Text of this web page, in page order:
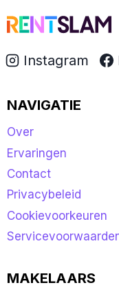
TOP
10
Instagram
NAVIGATIE
Over
Ervaringen
Contact
Privacybeleid
Cookievoorkeuren
MAKELAARS